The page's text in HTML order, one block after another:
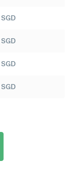
SGD
SGD
SGD
SGD